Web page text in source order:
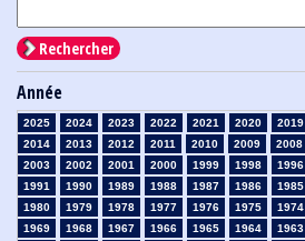
Rechercher
Année
2025 2024 2023 2022 2021 2020 2019
2014
2013 2012 2011 2010 2009 2008
2003
2002 2001 2000 1999 1998 1996
1991
1990 1989 1988 1987 1986 1985
1980
1979 1978 1977 1976 1975 1974
1969
1968 1967 1966 1965 1964 1963